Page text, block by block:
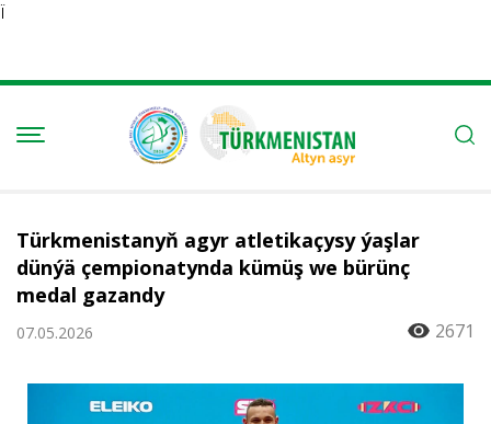
Ï
Türkmenistanyň agyr atletikaçysy ýaşlar
dünýä çempionatynda kümüş we bürünç
medal gazandy
07.05.2026 2671